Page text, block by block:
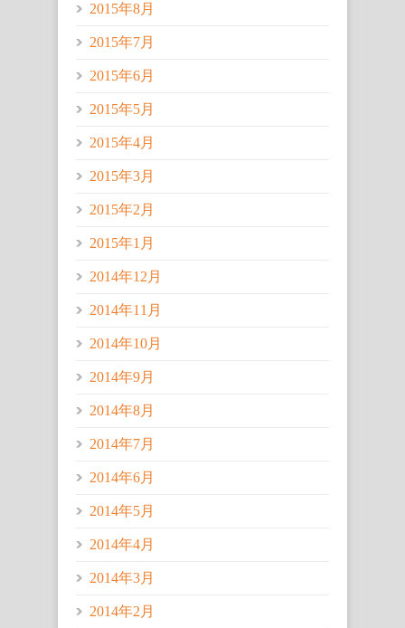
2015年8月
2015年7月
2015年6月
2015年5月
2015年4月
2015年3月
2015年2月
2015年1月
2014年12月
2014年11月
2014年10月
2014年9月
2014年8月
2014年7月
2014年6月
2014年5月
2014年4月
2014年3月
2014年2月